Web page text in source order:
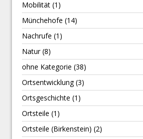
Mobilität (1)
Münchehofe (14)
Nachrufe (1)
Natur(8)
ohne Kategorie (38)
Ortsentwicklung(3)
Ortsgeschichte (1)
Ortsteile (1)
Ortsteile (Birkenstein) (2)